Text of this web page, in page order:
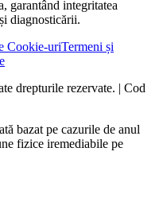
garantând integritatea
diagnosticării.
Cookie-uriTermeni și
drepturile rezervate. | Cod
bazat pe cazurile de anul
fizice iremediabile pe